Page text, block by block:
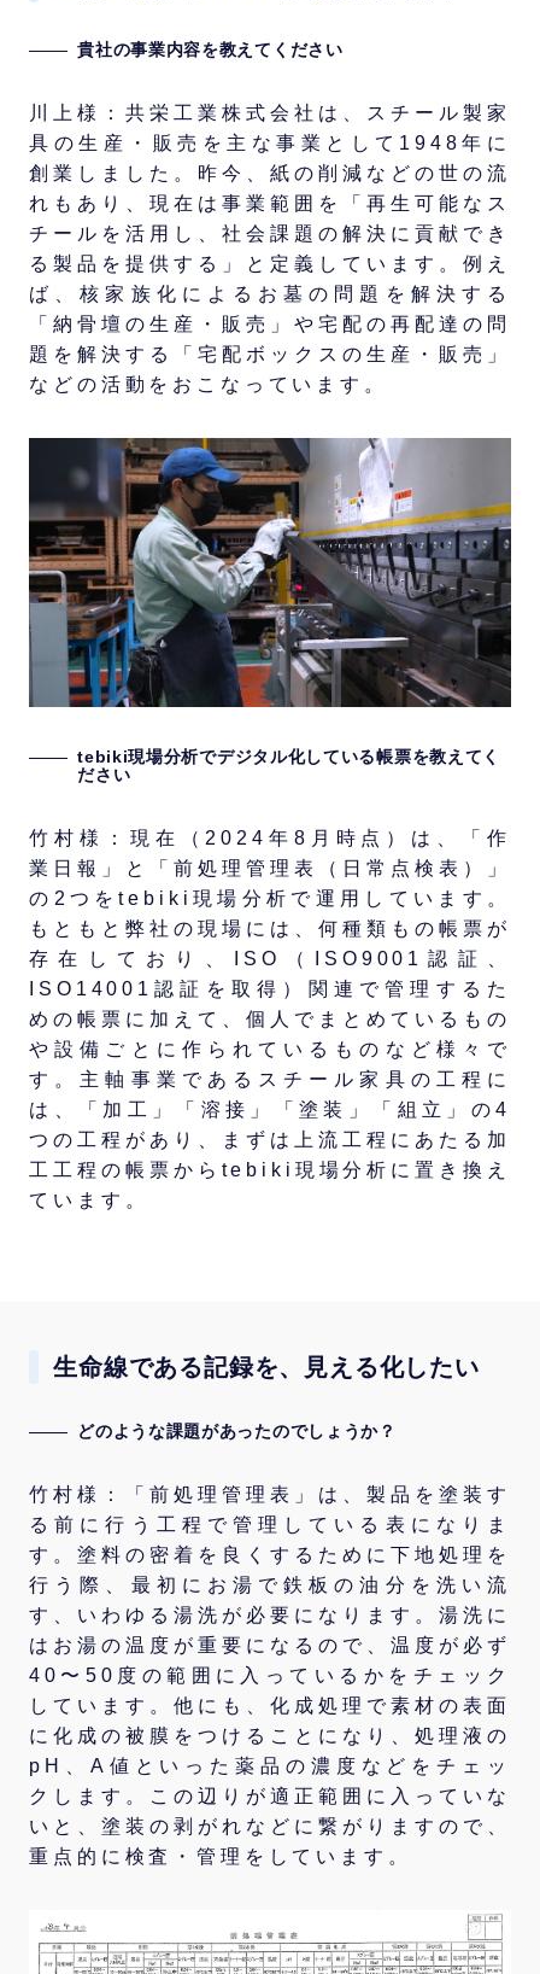
貴社の事業内容を教えてください
川上様：共栄工業株式会社は、スチール製家
具の生産・販売を主な事業として1948年に
創業しました。昨今、紙の削減などの世の流
れもあり、現在は事業範囲を「再生可能なス
チールを活用し、社会課題の解決に貢献でき
る製品を提供する」と定義しています。例え
ば、核家族化によるお墓の問題を解決する
「納骨壇の生産・販売」や宅配の再配達の問
題を解決する「宅配ボックスの生産・販売」
などの活動をおこなっています。
tebiki現場分析でデジタル化している帳票を教えてく
ださい
竹村様：現在（2024年8月時点）は、「作
業日報」と「前処理管理表（日常点検表）」
の2つをtebiki現場分析で運用しています。
もともと弊社の現場には、何種類もの帳票が
存在しており、ISO（ISO9001認証、
ISO14001認証を取得）関連で管理するた
めの帳票に加えて、個人でまとめているもの
や設備ごとに作られているものなど様々で
す。主軸事業であるスチール家具の工程に
は、「加工」「溶接」「塗装」「組立」の4
つの工程があり、まずは上流工程にあたる加
工工程の帳票からtebiki現場分析に置き換え
ています。
生命線である記録を、見える化したい
どのような課題があったのでしょうか？
竹村様：「前処理管理表」は、製品を塗装す
る前に行う工程で管理している表になりま
す。塗料の密着を良くするために下地処理を
行う際、最初にお湯で鉄板の油分を洗い流
す、いわゆる湯洗が必要になります。湯洗に
はお湯の温度が重要になるので、温度が必ず
40〜50度の範囲に入っているかをチェック
しています。他にも、化成処理で素材の表面
に化成の被膜をつけることになり、処理液の
pH、A値といった薬品の濃度などをチェッ
クします。この辺りが適正範囲に入っていな
いと、塗装の剥がれなどに繋がりますので、
重点的に検査・管理をしています。